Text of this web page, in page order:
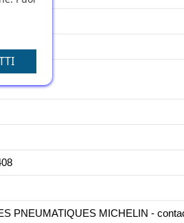
PNEUMATIQUES MICHELIN -